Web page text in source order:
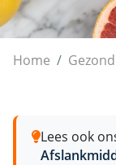
Home
Lees ook